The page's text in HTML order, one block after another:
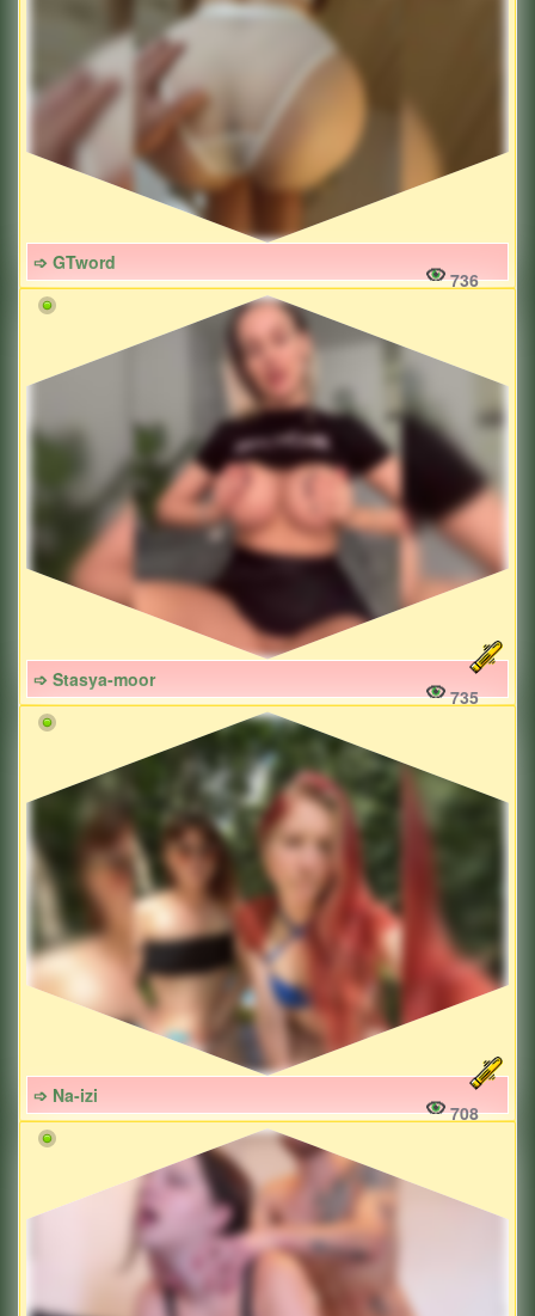
➩ GTword
736
➩ Stasya-moor
735
➩ Na-izi
708